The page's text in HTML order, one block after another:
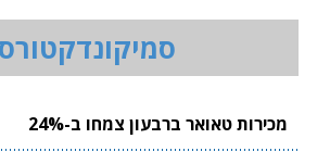
סמיקונדקטורס
מכירות טאואר ברבעון צמחו ב-24%